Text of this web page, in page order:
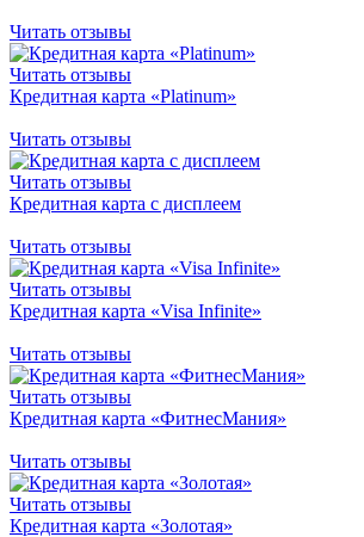
Читать отзывы
Читать отзывы
Кредитная карта «Platinum»
Читать отзывы
Читать отзывы
Кредитная карта с дисплеем
Читать отзывы
Читать отзывы
Кредитная карта «Visa Infinite»
Читать отзывы
Читать отзывы
Кредитная карта «ФитнесМания»
Читать отзывы
Читать отзывы
Кредитная карта «Золотая»